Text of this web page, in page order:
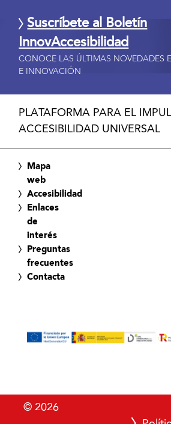
Suscríbete al Boletín
InnovAccesibilidad
CONOCE LAS ÚLTIMAS NOVEDADES
E INNOVACIÓN
PLATAFORMA PARA EL
ACCESIBILIDAD UNIVERSAL
Mapa
web
Accesibilidad
Enlaces
de
interés
Preguntas
frecuentes
Contacta
© 2026